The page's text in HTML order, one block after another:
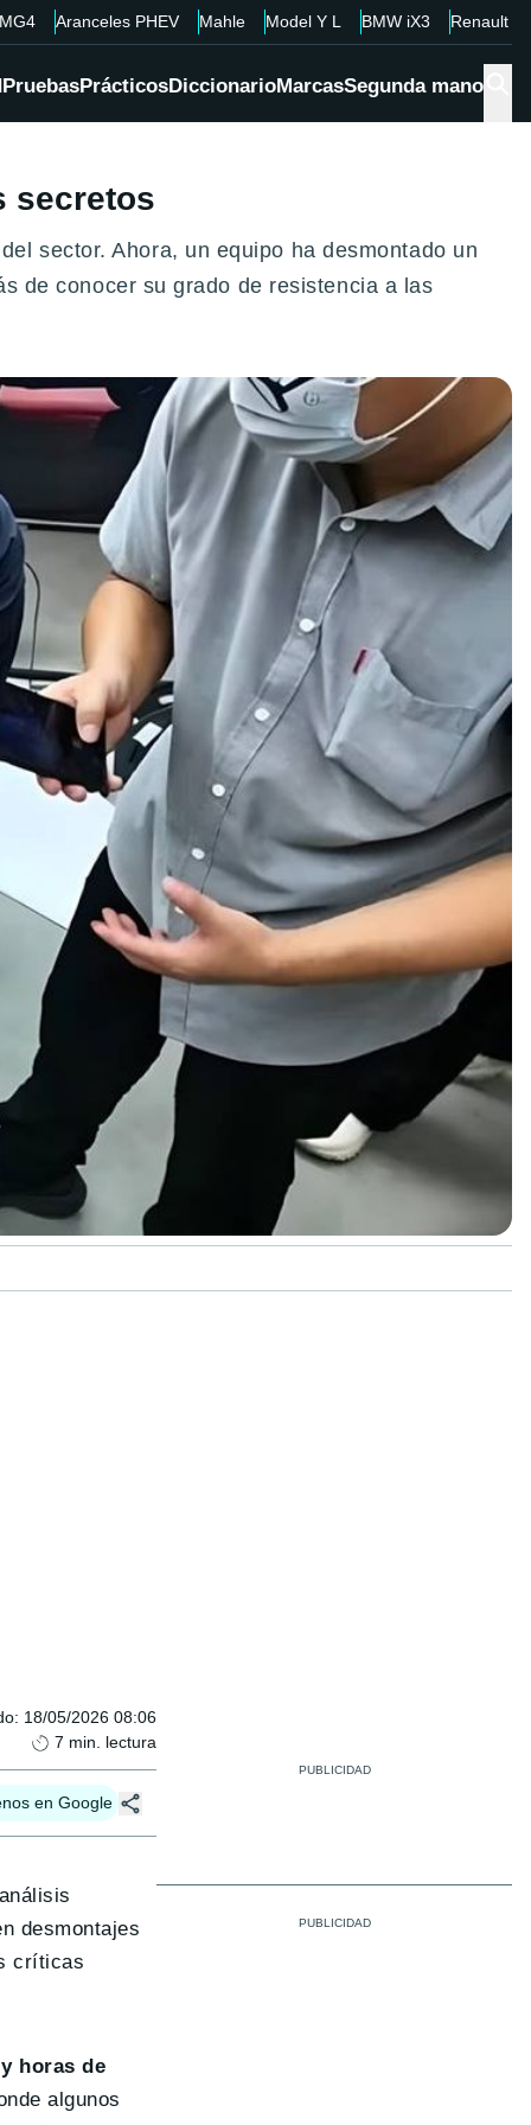
MG4 Aranceles PHEV Mahle Model Y L BMW iX3 Renault
PruebasPrácticosDiccionarioMarcasSegunda mano
secretos
sector. Ahora, un equipo ha desmontado un
de conocer su grado de resistencia a las
: 18/05/2026 08:06
7 min. lectura
en Google
desmontajes
críticas
horas de
algunos